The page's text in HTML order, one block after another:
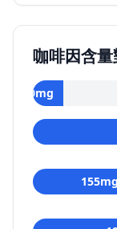
咖啡因含
50mg
155mg